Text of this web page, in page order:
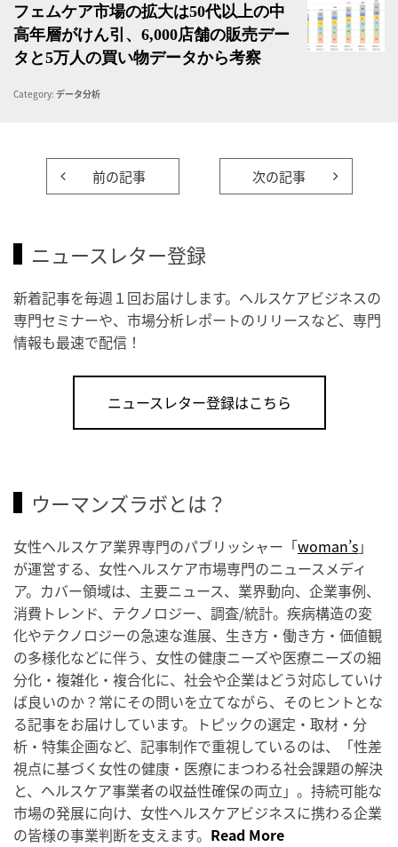
フェムケア市場の拡大は50代以上の中
高年層がけん引、6,000店舗の販売デー
タと5万人の買い物データから考察
Category: データ分析
前の記事 次の記事
ニュースレター登録
新着記事を毎週１回お届けします。ヘルスケアビジネスの
専門セミナーや、市場分析レポートのリリースなど、専門
情報も最速で配信！
ニュースレター登録はこちら
ウーマンズラボとは？
女性ヘルスケア業界専門のパブリッシャー「woman’s」
が運営する、女性ヘルスケア市場専門のニュースメディ
ア。カバー領域は、主要ニュース、業界動向、企業事例、
消費トレンド、テクノロジー、調査/統計。疾病構造の変
化やテクノロジーの急速な進展、生き方・働き方・価値観
の多様化などに伴う、女性の健康ニーズや医療ニーズの細
分化・複雑化・複合化に、社会や企業はどう対応していけ
ば良いのか？常にその問いを立てながら、そのヒントとな
る記事をお届けしています。トピックの選定・取材・分
析・特集企画など、記事制作で重視しているのは、「性差
視点に基づく女性の健康・医療にまつわる社会課題の解決
と、ヘルスケア事業者の収益性確保の両立」。持続可能な
市場の発展に向け、女性ヘルスケアビジネスに携わる企業
の皆様の事業判断を支えます。 Read More